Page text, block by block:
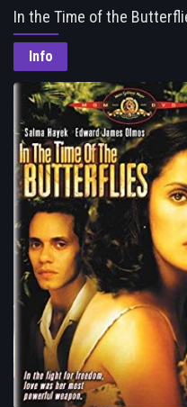
In the Time of the
Info